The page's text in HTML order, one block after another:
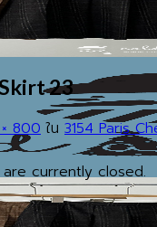
23
800 ใน 3154 Paris
currently closed.